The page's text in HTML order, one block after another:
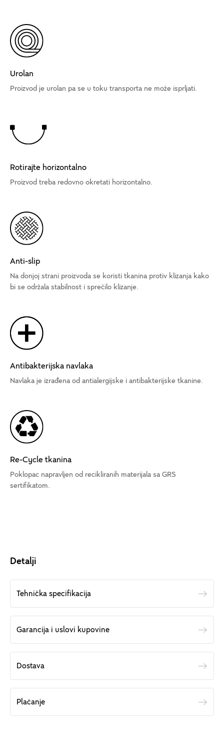
Urolan
Proizvod je urolan pa se u toku transporta ne može isprljati.
Rotirajte horizontalno
Proizvod treba redovno okretati horizontalno.
Anti-slip
Na donjoj strani proizvoda se koristi tkanina protiv klizanja kako
bi se održala stabilnost i sprečilo klizanje.
Antibakterijska navlaka
Navlaka je izrađena od antialergijske i antibakterijske tkanine.
Re-Cycle tkanina
Poklopac napravljen od recikliranih materijala sa GRS
sertifikatom.
Detalji
Tehnička specifikacija
Garancija i uslovi kupovine
Dostava
Plaćanje